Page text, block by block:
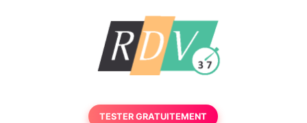
TESTER GRATUITEMENT